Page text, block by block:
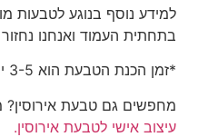
למידע נוסף בנוגע לטבעות
בתחתית העמוד ואנחנו
*זמן הכנת הטבעת הוא 3-5 ימי עבודה.
מחפשים גם טבעת אירוסין?
עיצוב אישי לטבעת אירוסין.